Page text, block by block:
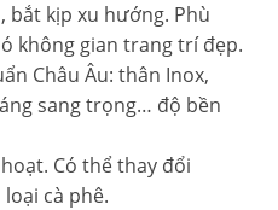
bắt kịp xu hướng. Phù
không gian trang trí đẹp.
Châu Âu: thân Inox,
sang trọng… độ bền
Có thể thay đổi
cà phê.